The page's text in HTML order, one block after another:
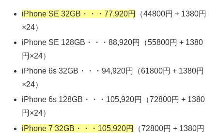
iPhone SE 32GB・・・77,920円
（44800円 + 1380円
×24）
iPhone SE 128GB・・・88,920円（55800円 + 1380
円×24）
iPhone 6s 32GB・・・94,920円（61800円 + 1380円
×24）
iPhone 6s 128GB・・・105,920円（72800円 + 1380
円×24）
iPhone 7 32GB・・・105,920円
（72800円 + 1380円